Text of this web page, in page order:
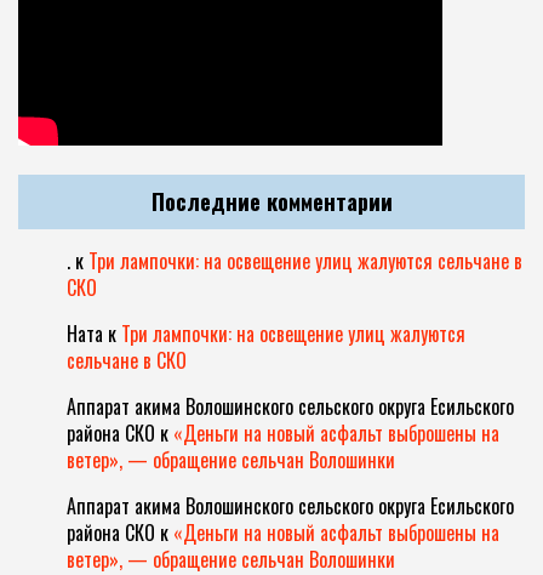
Последние комментарии
. к Три лампочки: на освещение улиц жалуются сельчане в
СКО
Ната к Три лампочки: на освещение улиц жалуются
сельчане в СКО
Аппарат акима Волошинского сельского округа Есильского
района СКО к «Деньги на новый асфальт выброшены на
ветер», — обращение сельчан Волошинки
Аппарат акима Волошинского сельского округа Есильского
района СКО к «Деньги на новый асфальт выброшены на
ветер», — обращение сельчан Волошинки